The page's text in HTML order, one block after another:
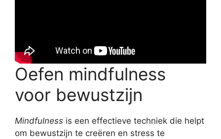
Oefen mindfulness
voor bewustzijn
Mindfulness is een effectieve techniek die helpt
om bewustzijn te creëren en stress te